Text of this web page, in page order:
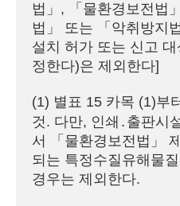
법」, 「물환경보전법
법」 또는 「악취방지
설치 허가 또는 신고
정한다)은 제외한다]
(1) 별표 15 카목 (1)부
것. 다만, 인쇄․출판시
서 「물환경보전법」
되는 특정수질유해물
경우는 제외한다.